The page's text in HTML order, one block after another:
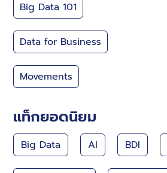
Big Data 101
Data for Business
Movements
แท็กยอดนิยม
Big Data AI BDI